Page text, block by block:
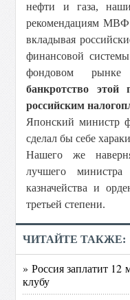
нефти и газа,
рекомендациям МВФ
вкладывая
финансовой
фондовом рынке
банкротство этой
российским
Японский министр
сделал бы себе
Нашего же
лучшего министра
казначейства и
третьей степени.
ЧИТАЙТЕ ТАКЖЕ:
» Россия заплатит
клубу